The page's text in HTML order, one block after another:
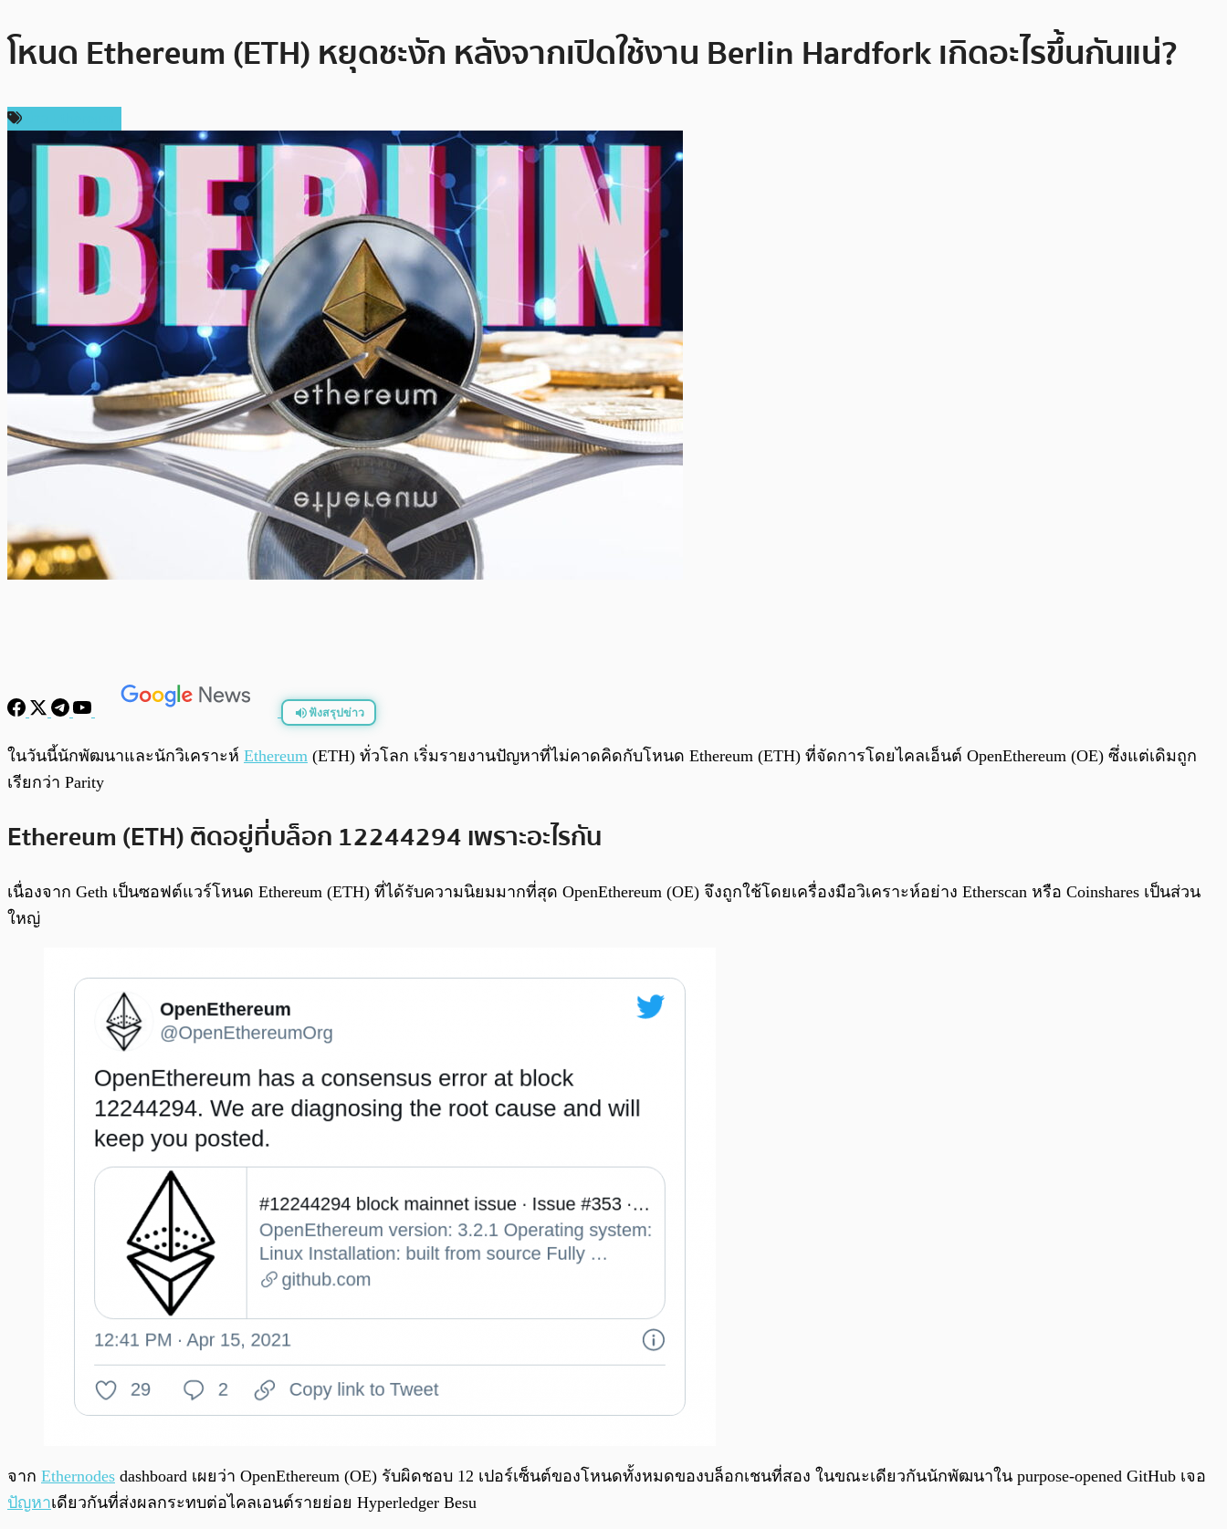
โหนด Ethereum (ETH) หยุดชะงัก หลังจากเปิดใช้งาน Berlin Hardfork เกิดอะไรขึ้นกันแน่?
ฟังสรุปข่าว
พร้อมเล่น 0:00/ 0:00
ในวันนี้นักพัฒนาและนักวิเคราะห์ Ethereum (ETH) ทั่วโลก เริ่มรายงานปัญหาที่ไม่คาดคิดกับโหนด Ethereum (ETH) ที่จัดการโดยไคลเอ็นต์ OpenEthereum (OE) ซึ่งแต่เดิมถูก
เรียกว่า Parity
Ethereum (ETH) ติดอยู่ที่บล็อก 12244294 เพราะอะไรกัน
เนื่องจาก Geth เป็นซอฟต์แวร์โหนด Ethereum (ETH) ที่ได้รับความนิยมมากที่สุด OpenEthereum (OE) จึงถูกใช้โดยเครื่องมือวิเคราะห์อย่าง Etherscan หรือ Coinshares เป็นส่วน
ใหญ่
จาก Ethernodes dashboard เผยว่า OpenEthereum (OE) รับผิดชอบ 12 เปอร์เซ็นต์ของโหนดทั้งหมดของบล็อกเชนที่สอง ในขณะเดียวกันนักพัฒนาใน purpose-opened GitHub เจอ
ปัญหาเดียวกันที่ส่งผลกระทบต่อไคลเอนต์รายย่อย Hyperledger Besu